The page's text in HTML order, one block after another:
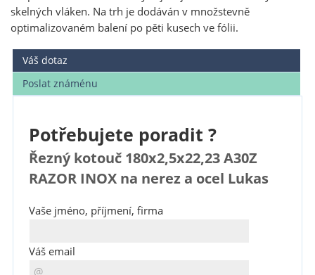
skelných vláken. Na trh je dodáván v množstevně
optimalizovaném balení po pěti kusech ve fólii.
Váš dotaz
Poslat známénu
Potřebujete poradit ?
Řezný kotouč 180x2,5x22,23 A30Z
RAZOR INOX na nerez a ocel Lukas
Vaše jméno, příjmení, firma
Váš email